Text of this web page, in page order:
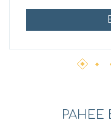
РАНЕЕ